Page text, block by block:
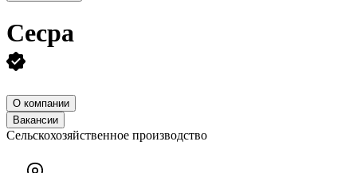
Cесра
О компании
Вакансии
Сельскохозяйственное производство